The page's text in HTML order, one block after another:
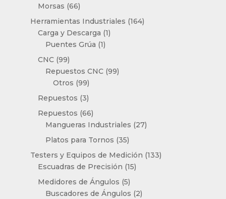
Morsas 6666
productos
Herramientas Industriales 164164
Carga y Descarga 11
Puentes Grúa 11
CNC 9999
productos
Repuestos CNC 9999
Otros 9999
productos
Repuestos 33
productos
Repuestos 6666
productos
Mangueras Industriales 2727
Platos para Tornos 3535
productos
Testers y Equipos de Medición 133133
Escuadras de Precisión 1515
Medidores de Ángulos 55
productos
Buscadores de Ángulos 22